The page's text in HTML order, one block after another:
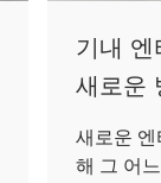
기내 엔
새로운
새로운
해 그 어